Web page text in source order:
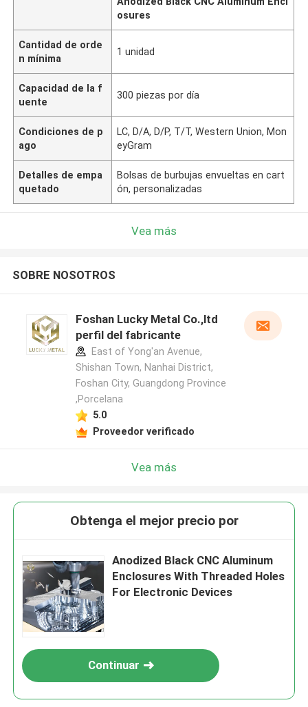
osures
Cantidad de orde
n mínima
1 unidad
Capacidad de la f
uente
300 piezas por día
Condiciones de p
ago
LC, D/A, D/P, T/T, Western Union, Mon
eyGram
Detalles de empa
quetado
Bolsas de burbujas envueltas en cart
ón, personalizadas
Vea más
SOBRE NOSOTROS
Foshan Lucky Metal Co.,ltd
perfil del fabricante
East of Yong'an Avenue,
Shishan Town, Nanhai District,
Foshan City, Guangdong Province
,Porcelana
5.0
Proveedor verificado
Vea más
Obtenga el mejor precio por
Anodized Black CNC Aluminum
Enclosures With Threaded Holes
For Electronic Devices
Continuar